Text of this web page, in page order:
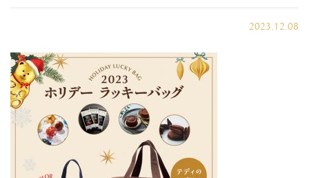
2023.12.08